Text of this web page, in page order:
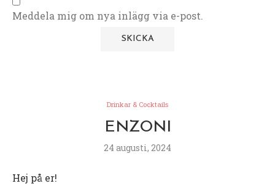
Meddela mig om nya inlägg via e-post.
Drinkar & Cocktails
ENZONI
24 augusti, 2024
Hej på er!